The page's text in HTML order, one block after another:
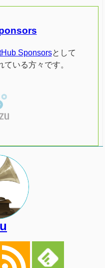
Sponsorsとして
いる方々です。